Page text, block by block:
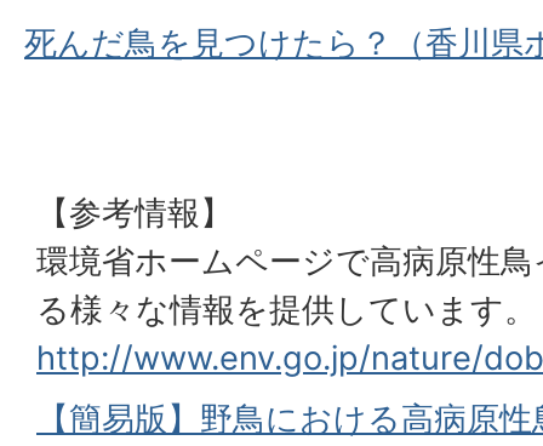
死んだ鳥を見つけたら？（香川県
【参考情報】
環境省ホームページで高病原性
る様々な情報を提供しています。
http://www.env.go.jp/nature/
【簡易版】野鳥における高病原